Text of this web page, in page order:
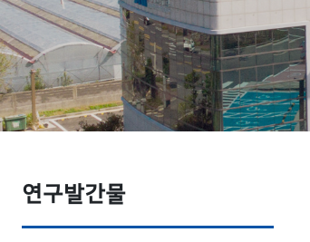
연구발간물